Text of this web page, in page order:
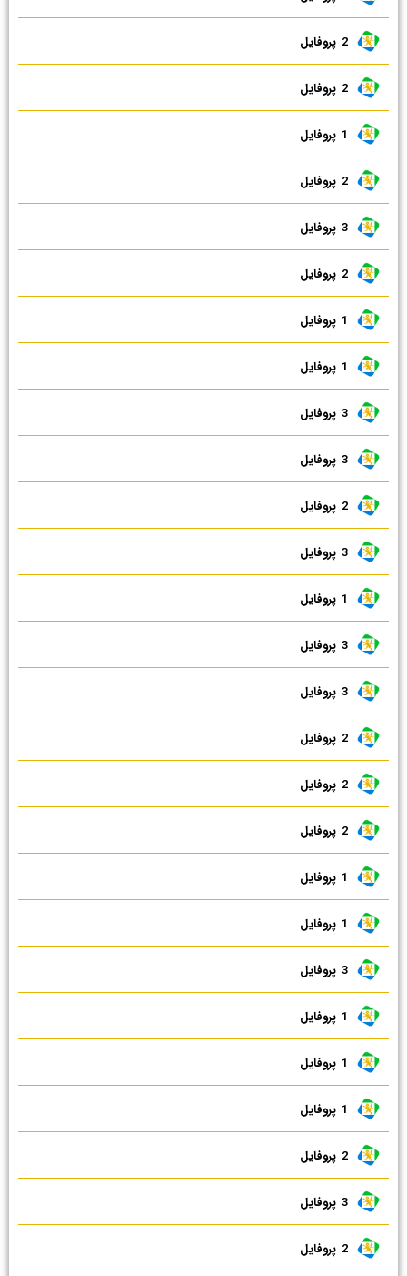
2 ‌ پروفایل
2 ‌ پروفایل
1 ‌ پروفایل
2 ‌ پروفایل
3 ‌ پروفایل
2 ‌ پروفایل
1 ‌ پروفایل
1 ‌ پروفایل
3 ‌ پروفایل
3 ‌ پروفایل
2 ‌ پروفایل
3 ‌ پروفایل
1 ‌ پروفایل
3 ‌ پروفایل
3 ‌ پروفایل
2 ‌ پروفایل
2 ‌ پروفایل
2 ‌ پروفایل
1 ‌ پروفایل
1 ‌ پروفایل
3 ‌ پروفایل
1 ‌ پروفایل
1 ‌ پروفایل
1 ‌ پروفایل
2 ‌ پروفایل
3 ‌ پروفایل
2 ‌ پروفایل